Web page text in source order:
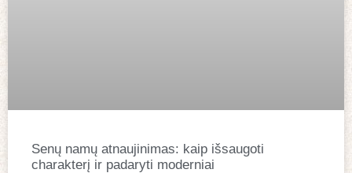
Senų namų atnaujinimas: kaip išsaugoti
charakterį ir padaryti moderniai